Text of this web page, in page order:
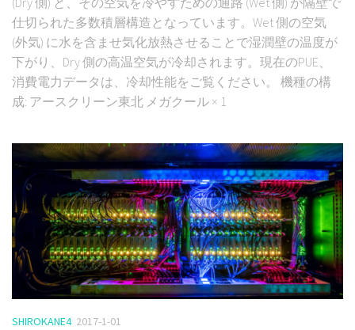
仕切られた多数積層構造となっています。Wet 側の空気
(外気) に水を含ませ気化放熱させることで湿潤壁の温度が
下がり、Dry 側の高温空気が冷却されます。現在のPUE、
消費電力データは、冷却性能をご覧ください。 機種の構
成: アースクリーン東北 メガクール × 1
SHIROKANE4 2017-1-01